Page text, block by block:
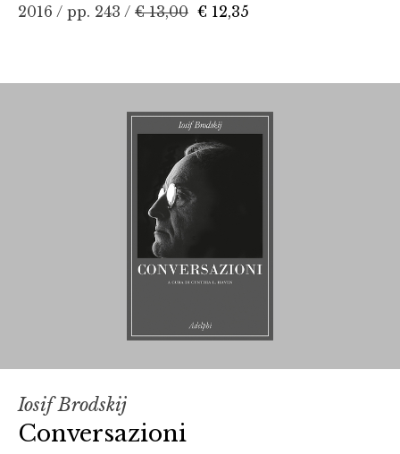
2016 / pp. 243 / € 13,00 € 12,35
Iosif Brodskij
Conversazioni